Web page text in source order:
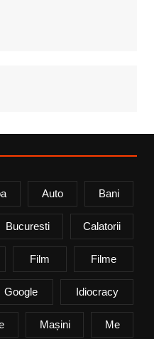
Auto Bani
Bucuresti Calatorii
Film Filme
Google Idiocracy
Mașini Me